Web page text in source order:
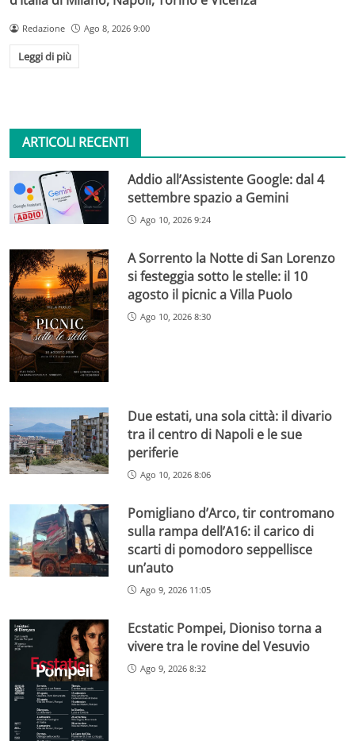
Redazione Ago 8, 2026 9:00
Leggi di più
ARTICOLI RECENTI
Addio all’Assistente Google: dal 4
settembre spazio a Gemini
Ago 10, 2026 9:24
A Sorrento la Notte di San Lorenzo
si festeggia sotto le stelle: il 10
agosto il picnic a Villa Puolo
Ago 10, 2026 8:30
Due estati, una sola città: il divario
tra il centro di Napoli e le sue
periferie
Ago 10, 2026 8:06
Pomigliano d’Arco, tir contromano
sulla rampa dell’A16: il carico di
scarti di pomodoro seppellisce
un’auto
Ago 9, 2026 11:05
Ecstatic Pompei, Dioniso torna a
vivere tra le rovine del Vesuvio
Ago 9, 2026 8:32